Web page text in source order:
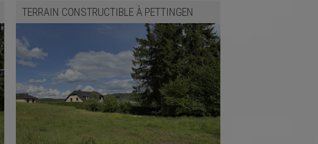
TERRAIN CONSTRUCTIBLE À PETTINGEN